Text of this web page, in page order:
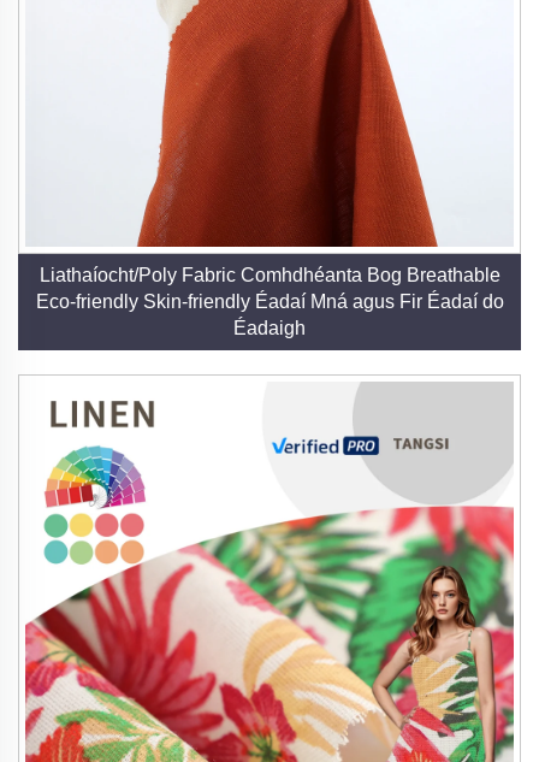
Liathaíocht/Poly Fabric Comhdhéanta Bog Breathable
Eco-friendly Skin-friendly Éadaí Mná agus Fir Éadaí do
Éadaigh